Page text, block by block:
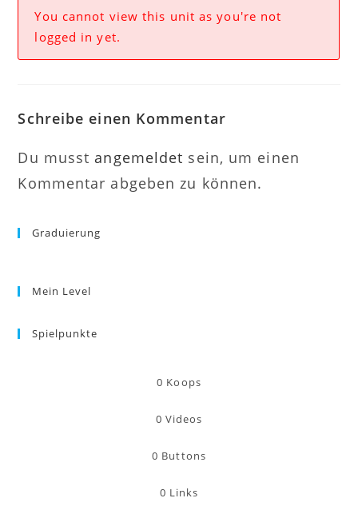
You cannot view this unit as you're not
logged in yet.
Schreibe einen Kommentar
Du musst angemeldet sein, um einen
Kommentar abgeben zu können.
Graduierung
Mein Level
Spielpunkte
0 Koops
0 Videos
0 Buttons
0 Links